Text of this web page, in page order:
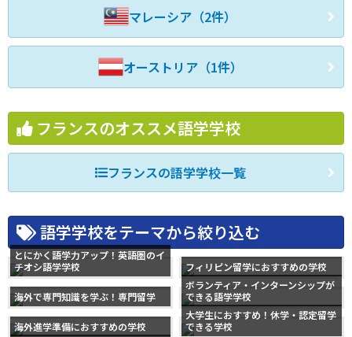
マレーシア（2件）
オーストリア（1件）
フランスのオススメ語学学校
フランスの語学学校一覧
語学学校をテーマから絞り込む
とにかく語学力アップ！英語圏のイ
チオシ語学学校
フィリピン留学におすすめの学校
海外で専門知識を学ぶ！専門留学
ボランティア・インターンシップが
できる語学学校
海外進学準備におすすめの学校
大学生におすすめ！休学・認定留学
できる学校